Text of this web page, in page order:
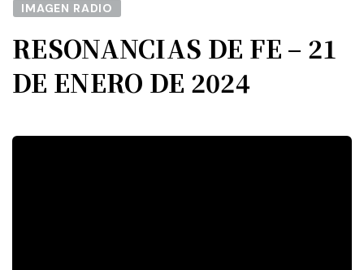
IMAGEN RADIO
RESONANCIAS DE FE – 21
DE ENERO DE 2024